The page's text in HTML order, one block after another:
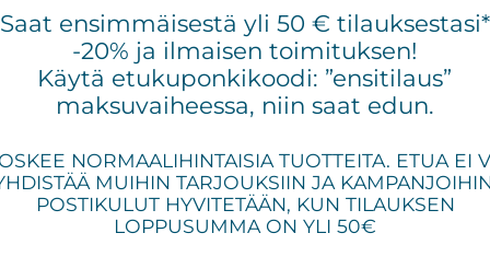
Priori DNA –
Recovery Serum,
voimakkaasti
uudistava
tehoseerumi, 50 ml.
Saat ensimmäisestä yli 50 € tilauksestasi*
-20% ja ilmaisen toimituksen!
Käytä etukuponkikoodi: ”ensitilaus”
maksuvaiheessa, niin saat edun.
NORMAALIHINTAISIA TUOTTEITA. ETUA EI
MUIHIN TARJOUKSIIN JA
POSTIKULUT HYVITETÄÄN, KUN TILAUKSEN
LOPPUSUMMA ON YLI 50€